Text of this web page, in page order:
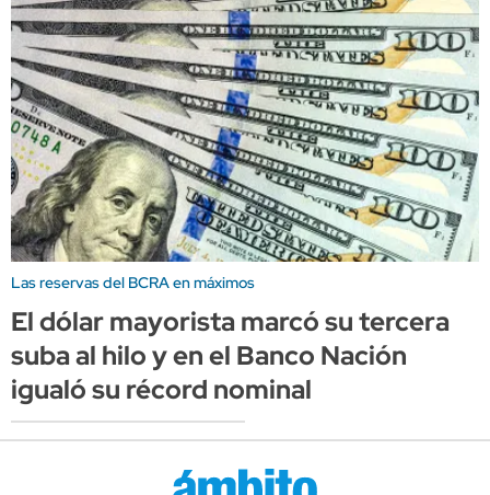
Las reservas del BCRA en máximos
El dólar mayorista marcó su tercera
suba al hilo y en el Banco Nación
igualó su récord nominal